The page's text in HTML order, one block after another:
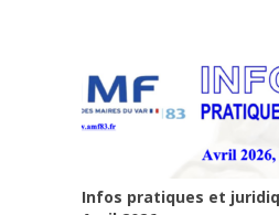
Infos pratiques et